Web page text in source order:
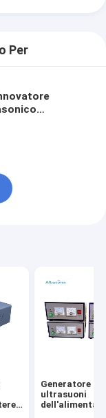
Per
Generatore di
ultrasuoni